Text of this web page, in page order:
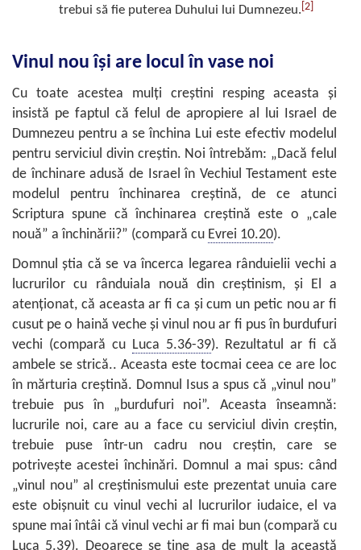
trebui să fie puterea Duhului lui Dumnezeu. [2]
Vinul nou îşi are locul în vase noi
Cu toate acestea mulţi creştini resping aceasta şi
insistă pe faptul că felul de apropiere al lui Israel de
Dumnezeu pentru a se închina Lui este efectiv modelul
pentru serviciul divin creştin. Noi întrebăm: „Dacă felul
de închinare adusă de Israel în Vechiul Testament este
modelul pentru închinarea creştină, de ce atunci
Scriptura spune că închinarea creştină este o „cale
nouă” a închinării?” (compară cu Evrei 10.20).
Domnul ştia că se va încerca legarea rânduielii vechi a
lucrurilor cu rânduiala nouă din creştinism, şi El a
atenţionat, că aceasta ar fi ca şi cum un petic nou ar fi
cusut pe o haină veche şi vinul nou ar fi pus în burdufuri
vechi (compară cu Luca 5.36-39). Rezultatul ar fi că
ambele se strică.. Aceasta este tocmai ceea ce are loc
în mărturia creştină. Domnul Isus a spus că „vinul nou”
trebuie pus în „burdufuri noi”. Aceasta înseamnă:
lucrurile noi, care au a face cu serviciul divin creştin,
trebuie puse într-un cadru nou creştin, care se
potriveşte acestei închinări. Domnul a mai spus: când
„vinul nou” al creştinismului este prezentat unuia care
este obişnuit cu vinul vechi al lucrurilor iudaice, el va
spune mai întâi că vinul vechi ar fi mai bun (compară cu
Luca 5.39). Deoarece se ţine aşa de mult la această